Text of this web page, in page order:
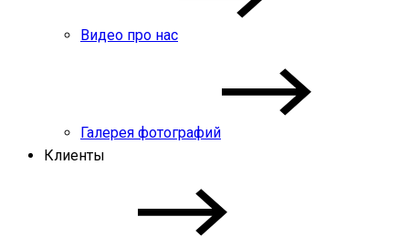
Видео про нас
Галерея фотографий
Клиенты